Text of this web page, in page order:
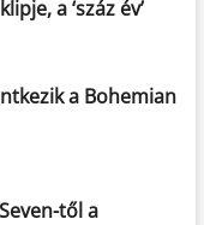
a ‘száz év’
a Bohemian
től a